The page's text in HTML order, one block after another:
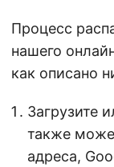
Процесс
нашего
как описано
Загрузите
также
адреса,